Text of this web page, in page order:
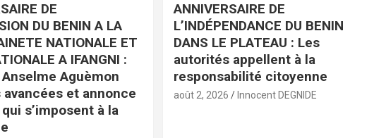
DE
DU BENIN A LA
NATIONALE ET
A IFANGNI :
Aguèmon
avancées et annonce
s’imposent à la
ANNIVERSAIRE DE
L’INDÉPENDANCE DU BENIN
DANS LE PLATEAU : Les
autorités appellent à la
responsabilité citoyenne
août 2, 2026 Innocent DEGNIDE